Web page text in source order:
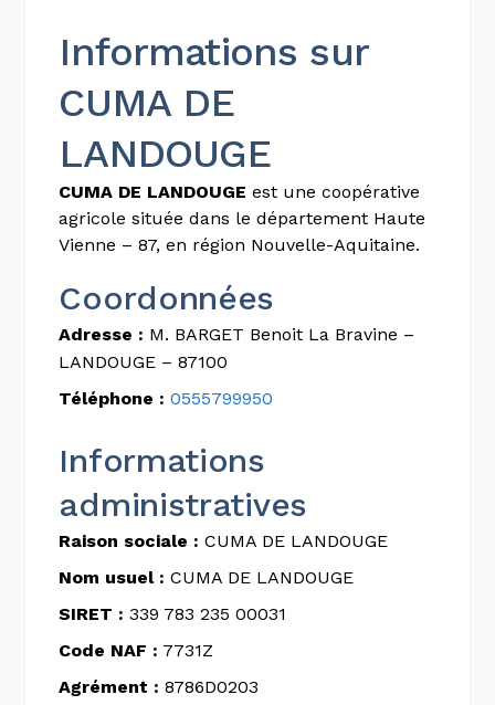
Informations sur
CUMA DE
LANDOUGE
CUMA DE LANDOUGE est une coopérative
agricole située dans le département Haute
Vienne – 87, en région Nouvelle-Aquitaine.
Coordonnées
Adresse : M. BARGET Benoit La Bravine –
LANDOUGE – 87100
Téléphone : 0555799950
Informations
administratives
Raison sociale : CUMA DE LANDOUGE
Nom usuel : CUMA DE LANDOUGE
SIRET : 339 783 235 00031
Code NAF : 7731Z
Agrément : 8786D0203